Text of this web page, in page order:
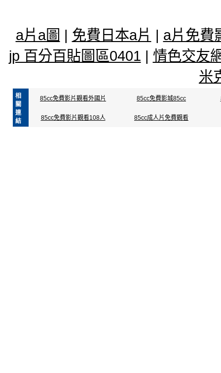
a片a圖 | 免費日本a片 | a片免費
jp 百分百貼圖區0401 | 情色交友
米
相
關
連
結
85cc免費影片觀看外國片 85cc免費影城85cc
85cc免費影片觀看108人 85cc成人片免費觀看